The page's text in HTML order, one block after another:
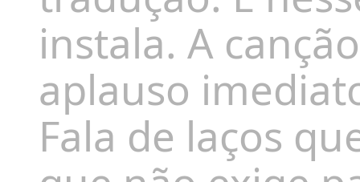
instala. A
aplauso
Fala de laços